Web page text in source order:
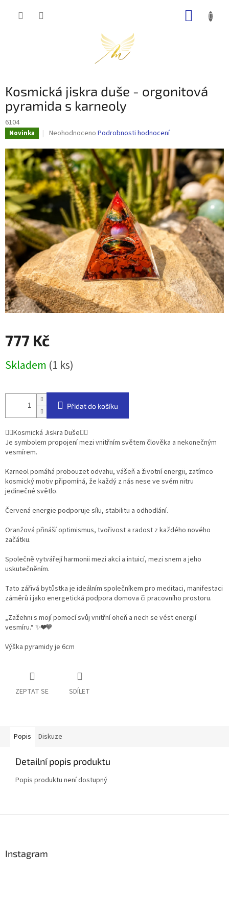
Kosmická jiskra duše - orgonitová
pyramida s karneoly
6104
Novinka
Průměrné
produktu
je
0,0
z
5
hvězdiček.
Neohodnoceno Podrobnosti hodnocení
777 Kč
cena:
Skladem (1 ks)
Přidat do košíku
❤️‍🔥Kosmická Jiskra Duše❤️‍🔥
Je symbolem propojení mezi vnitřním světem člověka a nekonečným
vesmírem.
Karneol pomáhá probouzet odvahu, vášeň a životní energii, zatímco
kosmický motiv připomíná, že každý z nás nese ve svém nitru
jedinečné světlo.
Červená energie podporuje sílu, stabilitu a odhodlání.
Oranžová přináší optimismus, tvořivost a radost z každého nového
začátku.
Společně vytvářejí harmonii mezi akcí a intuicí, mezi snem a jeho
uskutečněním.
Tato zářivá bytůstka je ideálním společníkem pro meditaci, manifestaci
záměrů i jako energetická podpora domova či pracovního prostoru.
„Zažehni s mojí pomocí svůj vnitřní oheň a nech se vést energií
vesmíru.“ ✨❤️🧡
Výška pyramidy je 6cm
ZEPTAT SE SDÍLET
Popis Diskuze
Detailní popis produktu
Popis produktu není dostupný
Instagram